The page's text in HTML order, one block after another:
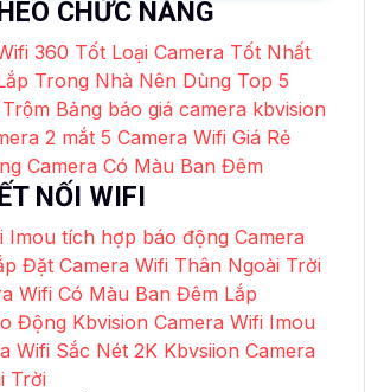
CHỨC NĂNG
360 Tốt Loại Camera Tốt Nhất
Trong Nhà Nên Dùng Top 5
Bảng báo giá camera kbvision
2 mắt 5 Camera Wifi Giá Rẻ
Camera Có Màu Ban Đêm
NỐI WIFI
Imou tích hợp báo động Camera
Đặt Camera Wifi Thân Ngoài Trời
Wifi Có Màu Ban Đêm Lắp
Động Kbvision Camera Wifi Imou
Wifi Sắc Nét 2K Kbvsiion Camera
Trời